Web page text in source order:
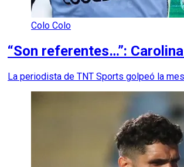
Colo Colo
“Son referentes…”:
La periodista de TNT Sports golpeó la